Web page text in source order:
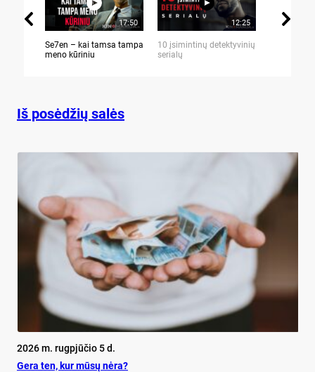
17:50
Se7en – kai tamsa tampa
meno kūriniu
12:25
10 įsimintinų detektyvinių
serialų
Iš posėdžių salės
2026 m. rugpjūčio 5 d.
Ge­ra ten, kur mū­sų nė­ra?